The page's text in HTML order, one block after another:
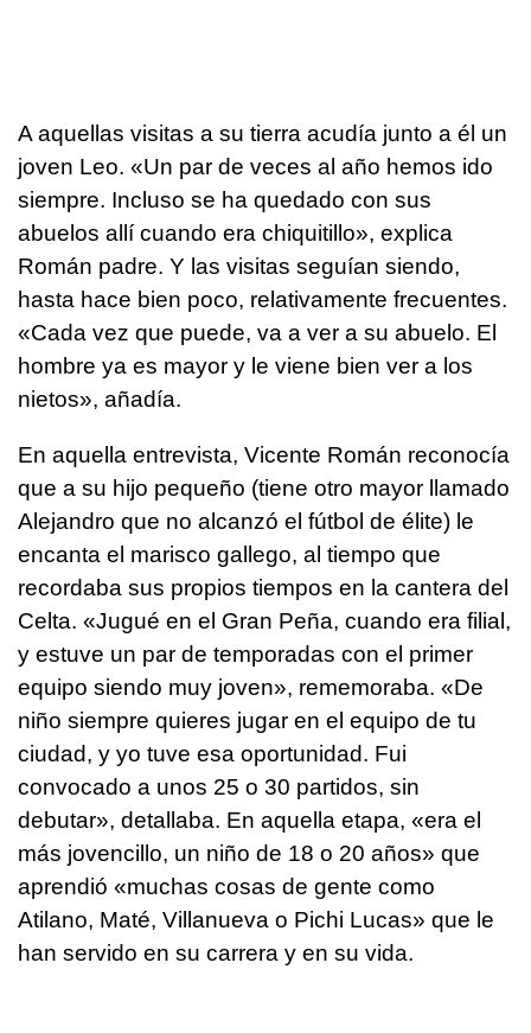
A aquellas visitas a su tierra acudía junto a él un
joven Leo. «Un par de veces al año hemos ido
siempre. Incluso se ha quedado con sus
abuelos allí cuando era chiquitillo», explica
Román padre. Y las visitas seguían siendo,
hasta hace bien poco, relativamente frecuentes.
«Cada vez que puede, va a ver a su abuelo. El
hombre ya es mayor y le viene bien ver a los
nietos», añadía.
En aquella entrevista, Vicente Román reconocía
que a su hijo pequeño (tiene otro mayor llamado
Alejandro que no alcanzó el fútbol de élite) le
encanta el marisco gallego, al tiempo que
recordaba sus propios tiempos en la cantera del
Celta. «Jugué en el Gran Peña, cuando era filial,
y estuve un par de temporadas con el primer
equipo siendo muy joven», rememoraba. «De
niño siempre quieres jugar en el equipo de tu
ciudad, y yo tuve esa oportunidad. Fui
convocado a unos 25 o 30 partidos, sin
debutar», detallaba. En aquella etapa, «era el
más jovencillo, un niño de 18 o 20 años» que
aprendió «muchas cosas de gente como
Atilano, Maté, Villanueva o Pichi Lucas» que le
han servido en su carrera y en su vida.